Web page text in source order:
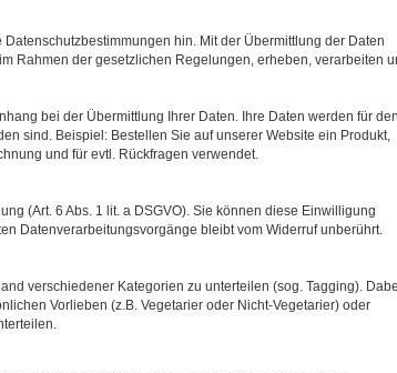
hin. Mit der Übermittlung der Daten
Rahmen der gesetzlichen Regelungen, erheben, verarbeiten
bei der Übermittlung Ihrer Daten. Ihre Daten werden für
sind. Beispiel: Bestellen Sie auf unserer Website ein Produkt,
und für evtl. Rückfragen verwendet.
(Art. 6 Abs. 1 lit. a DSGVO). Sie können diese Einwilligung
Datenverarbeitungsvorgänge bleibt vom Widerruf unberührt.
verschiedener Kategorien zu unterteilen (sog. Tagging).
Vorlieben (z.B. Vegetarier oder Nicht-Vegetarier) oder